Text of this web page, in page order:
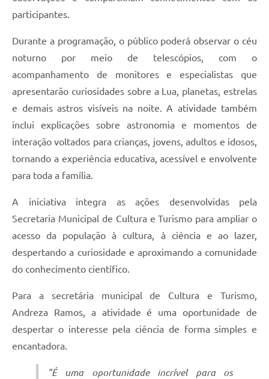
participantes.
Durante a programação, o público poderá observar o céu
noturno por meio de telescópios, com o
acompanhamento de monitores e especialistas que
apresentarão curiosidades sobre a Lua, planetas, estrelas
e demais astros visíveis na noite. A atividade também
inclui explicações sobre astronomia e momentos de
interação voltados para crianças, jovens, adultos e idosos,
tornando a experiência educativa, acessível e envolvente
para toda a família.
A iniciativa integra as ações desenvolvidas pela
Secretaria Municipal de Cultura e Turismo para ampliar o
acesso da população à cultura, à ciência e ao lazer,
despertando a curiosidade e aproximando a comunidade
do conhecimento científico.
Para a secretária municipal de Cultura e Turismo,
Andreza Ramos, a atividade é uma oportunidade de
despertar o interesse pela ciência de forma simples e
encantadora.
"É uma oportunidade incrível para os